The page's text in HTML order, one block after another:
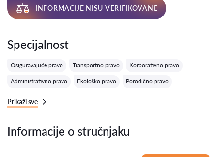
INFORMACIJE NISU VERIFIKOVANE
Specijalnost
Osiguravajuće pravo Transportno pravo Korporativno pravo
Administrativno pravo Ekološko pravo Porodično pravo
Prikaži sve
Informacije o stručnjaku